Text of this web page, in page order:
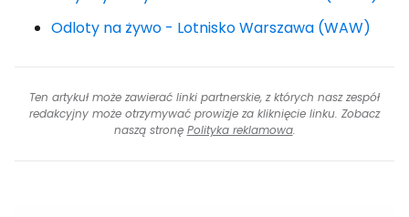
Odloty na żywo - Lotnisko Warszawa (WAW)
Ten artykuł może zawierać linki partnerskie, z których nasz zespół
redakcyjny może otrzymywać prowizje za kliknięcie linku. Zobacz
naszą stronę Polityka reklamowa.